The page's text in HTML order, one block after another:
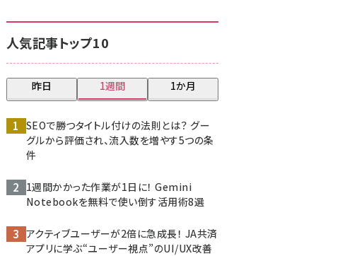
人気記事トップ10
昨日 1週間 1か月
SEOで勝つタイトル付けの法則とは？ グー
グルから評価され、流入数を増やす5つの条
件
1週間かかった作業が1日に！ Gemini
Notebookを無料で使い倒す活用術8選
アクティブユーザーが2倍に急成長！ JA共済
アプリに学ぶ“ユーザー視点”のUI/UX改善